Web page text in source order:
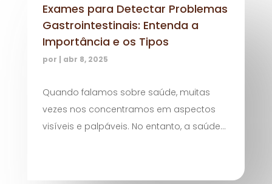
Exames para Detectar Problemas
Gastrointestinais: Entenda a
Importância e os Tipos
por | abr 8, 2025
Quando falamos sobre saúde, muitas
vezes nos concentramos em aspectos
visíveis e palpáveis. No entanto, a saúde...